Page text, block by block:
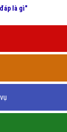
là gì"